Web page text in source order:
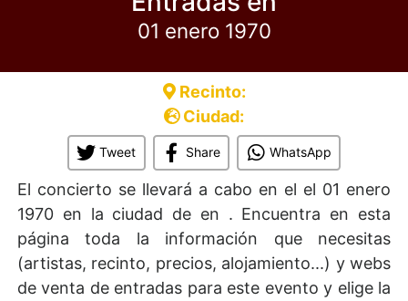
01 enero 1970
Recinto:
Ciudad:
Tweet Share WhatsApp
El concierto se llevará a cabo en el el 01 enero
1970 en la ciudad de en . Encuentra en esta
página toda la información que necesitas
(artistas, recinto, precios, alojamiento...) y webs
de venta de entradas para este evento y elige la